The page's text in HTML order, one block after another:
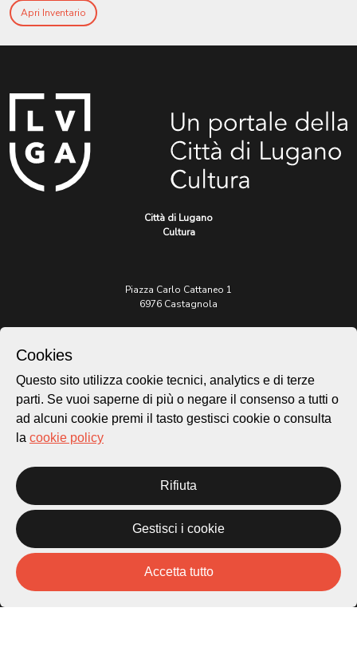
Apri Inventario
Città di Lugano
Cultura
Piazza Carlo Cattaneo 1
6976 Castagnola
patrimonio@lugano.ch
t. +41 58 866 68 50
Sito istituzionale:
Privacy Policy
Credits
Homepage
Temi
Storie
Cookies
Questo sito utilizza cookie tecnici, analytics e di terze
parti. Se vuoi saperne di più o negare il consenso a tutti o
ad alcuni cookie premi il tasto gestisci cookie o consulta
la cookie policy
Rifiuta
Gestisci i cookie
Accetta tutto